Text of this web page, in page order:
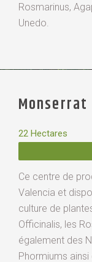
Rosmarinus,
Unedo.
Monserrat
22 Hectares
Ce centre de
Valencia et
culture de
Officinalis, les
également des
Phormiums ainsi